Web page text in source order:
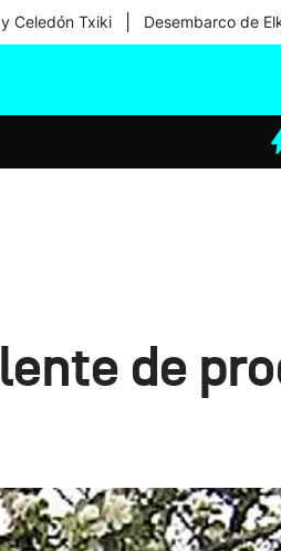
Celedón Txiki Desembarco de
de